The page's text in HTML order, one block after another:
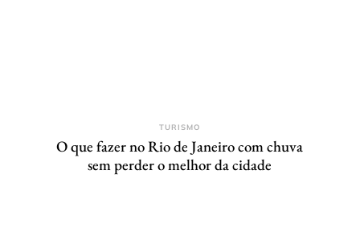
TURISMO
O que fazer no Rio de Janeiro com chuva
sem perder o melhor da cidade